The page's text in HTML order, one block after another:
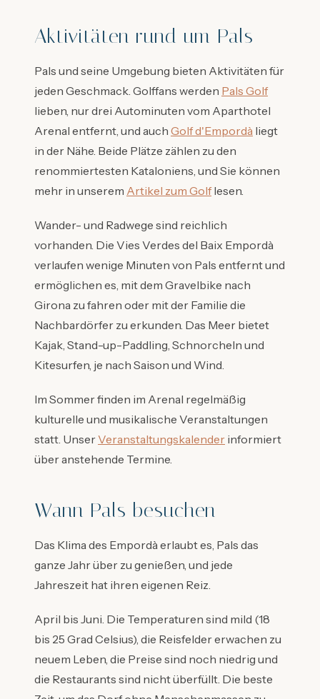
Aktivitäten rund um Pals
Pals und seine Umgebung bieten Aktivitäten für
jeden Geschmack. Golffans werden Pals Golf
lieben, nur drei Autominuten vom Aparthotel
Arenal entfernt, und auch Golf d'Empordà liegt
in der Nähe. Beide Plätze zählen zu den
renommiertesten Kataloniens, und Sie können
mehr in unserem Artikel zum Golflesen.
Wander- und Radwege sind reichlich
vorhanden. Die Vies Verdes del Baix Empordà
verlaufen wenige Minuten von Pals entfernt und
ermöglichen es, mit dem Gravelbike nach
Girona zu fahren oder mit der Familie die
Nachbardörfer zu erkunden. Das Meer bietet
Kajak, Stand-up-Paddling, Schnorcheln und
Kitesurfen, je nach Saison und Wind.
Im Sommer finden im Arenal regelmäßig
kulturelle und musikalische Veranstaltungen
statt. UnserVeranstaltungskalender informiert
über anstehende Termine.
Wann Pals besuchen
Das Klima des Empordà erlaubt es, Pals das
ganze Jahr über zu genießen, und jede
Jahreszeit hat ihren eigenen Reiz.
April bis Juni. Die Temperaturen sind mild (18
bis 25 Grad Celsius), die Reisfelder erwachen zu
neuem Leben, die Preise sind noch niedrig und
die Restaurants sind nicht überfüllt. Die beste